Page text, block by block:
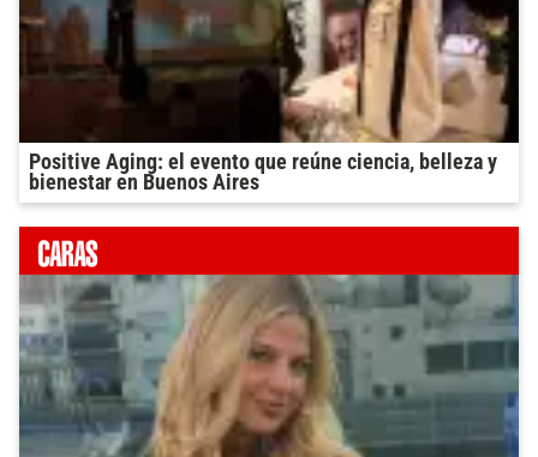
Positive Aging: el evento que reúne ciencia, belleza y
bienestar en Buenos Aires